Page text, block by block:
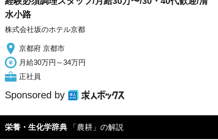
水小路
株式会社坂のホテル京都
京都府 京都市
月給30万円～34万円
正社員
Sponsored by
栄養・生化学辞典 「農耕」の解説